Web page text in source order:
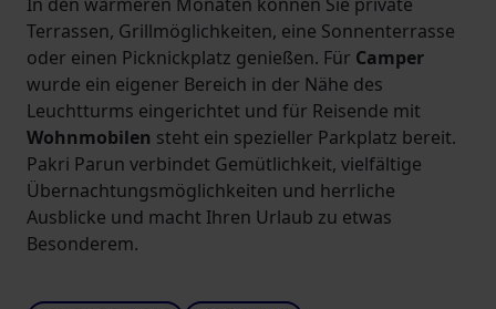
Terrassen, Grillmöglichkeiten, eine Sonnenterrasse
oder einen Picknickplatz genießen. Für Camper
wurde ein eigener Bereich in der Nähe des
Leuchtturms eingerichtet und für Reisende mit
Wohnmobilen steht ein spezieller Parkplatz bereit.
Pakri Parun verbindet Gemütlichkeit, vielfältige
Übernachtungsmöglichkeiten und herrliche
Ausblicke und macht Ihren Urlaub zu etwas
Besonderem.